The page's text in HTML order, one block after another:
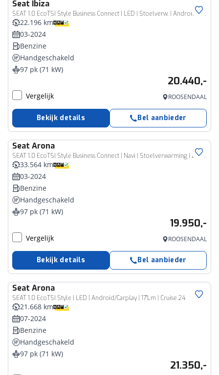
Seat Ibiza
SEAT 1.0 EcoTSI Style Business Connect | LED | Stoelverw. | Android/Carplay 249
22.196 km
03-2024
Benzine
Handgeschakeld
97 pk (71 kW)
20.440,-
Vergelijk ROOSENDAAL
Bekijk details Bel aanbieder
Seat Arona
SEAT 1.0 EcoTSI Style Business Connect | Navi | Stoelverwarming | Digital Cockpit 324
33.564 km
03-2024
Benzine
Handgeschakeld
97 pk (71 kW)
19.950,-
Vergelijk ROOSENDAAL
Bekijk details Bel aanbieder
Seat Arona
SEAT 1.0 EcoTSI Style | LED | Android/Carplay | 17"Lm | Cruise 24
21.668 km
07-2024
Benzine
Handgeschakeld
97 pk (71 kW)
21.350,-